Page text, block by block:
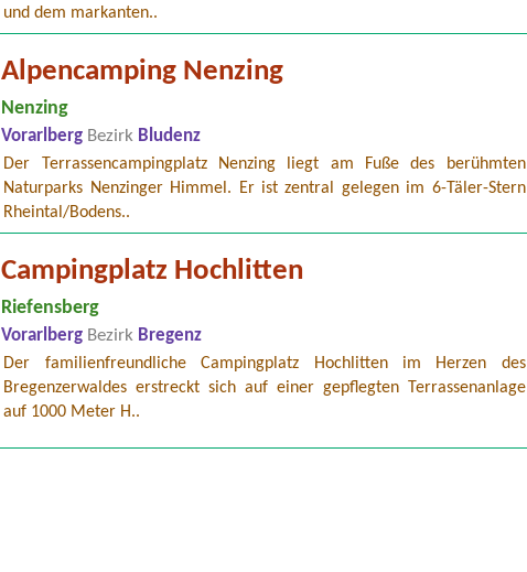
und dem markanten..
Alpencamping Nenzing
Nenzing
Vorarlberg Bezirk Bludenz
Der Terrassencampingplatz Nenzing liegt am Fuße des berühmten
Naturparks Nenzinger Himmel. Er ist zentral gelegen im 6-Täler-Stern
Rheintal/Bodens..
Campingplatz Hochlitten
Riefensberg
Vorarlberg Bezirk Bregenz
Der familienfreundliche Campingplatz Hochlitten im Herzen des
Bregenzerwaldes erstreckt sich auf einer gepflegten Terrassenanlage
auf 1000 Meter H..